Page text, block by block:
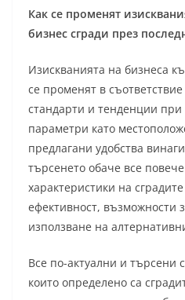
Как се променят
бизнес сгради през
Изискванията на бизнеса
се променят в
стандарти и тенденции при
параметри като
предлагани удобства
търсенето обаче все
характеристики на
ефективност, възможности
използване на
Все по-актуални и търсени
които определено са